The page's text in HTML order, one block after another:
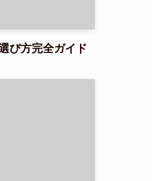
び方完全ガイド